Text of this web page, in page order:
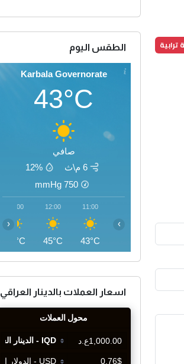
الطقس اليوم
Karbala Governorate
43°C
صافي
6 م\ث
12%
750
mmHg
11:00
43°C
12:00
45°C
13:00
46°C
‹ ›
اسعار العملات بالدينار العراقي